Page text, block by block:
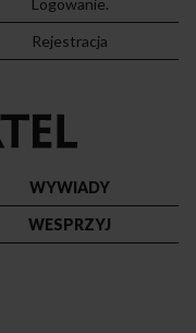
Logowanie.
Rejestracja
strony
WYWIADY
WESPRZYJ